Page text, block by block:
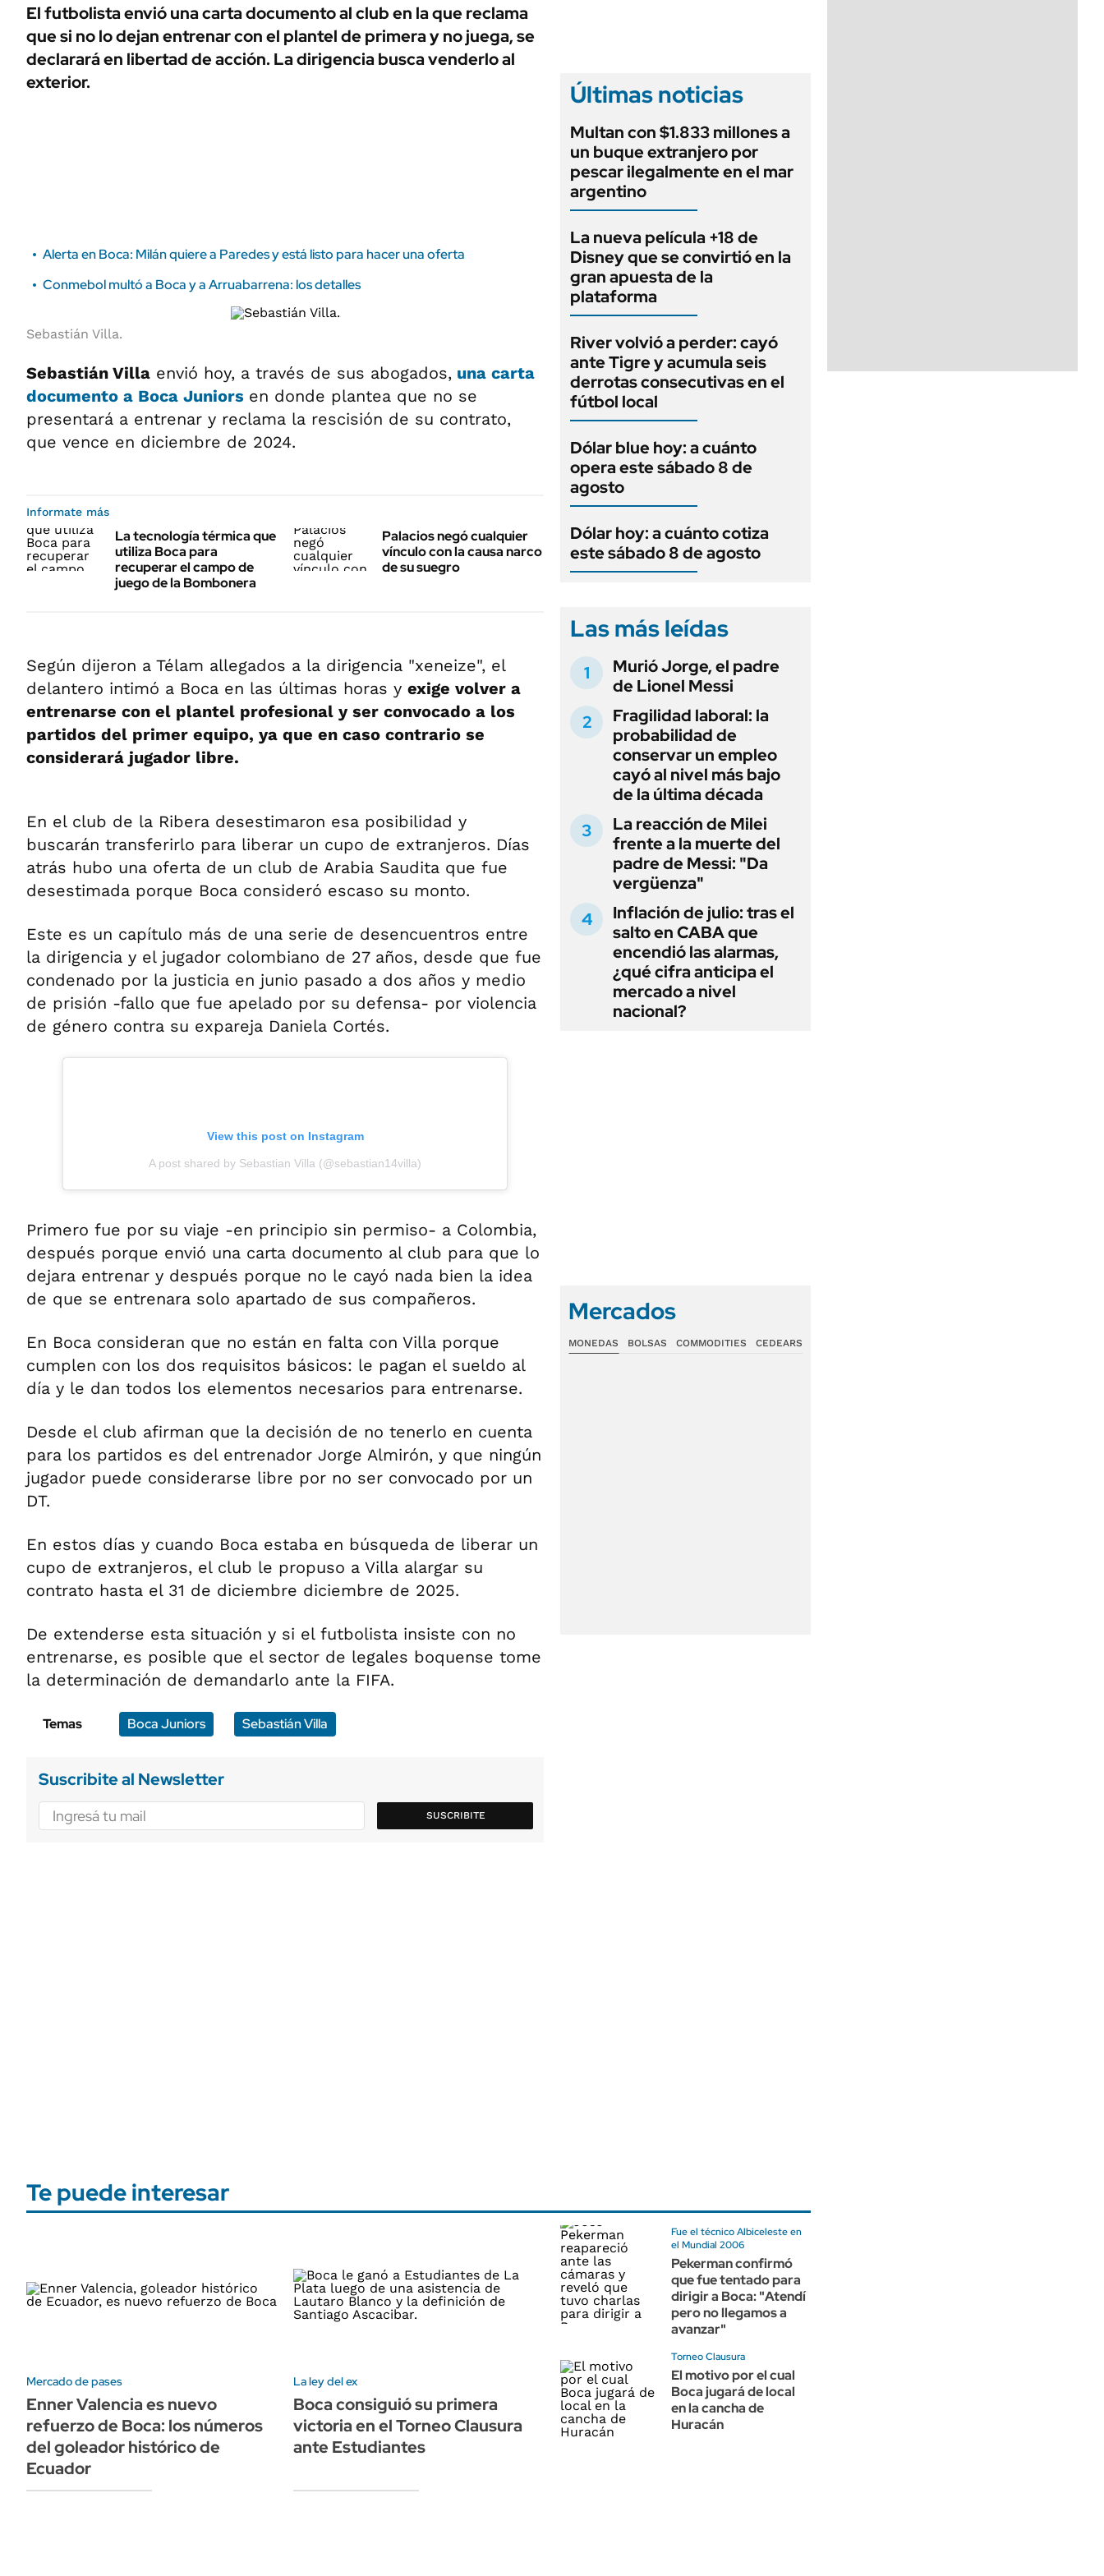
ÁMBITO DEBATE
MEDIAKIT AMBITO DEBATE
URUGUAY
LIFESTYLE
AUTOS
El futbolista envió una carta documento al club en la que reclama
que si no lo dejan entrenar con el plantel de primera y no juega, se
declarará en libertad de acción. La dirigencia busca venderlo al
exterior.
Alerta en Boca: Milán quiere a Paredes y está listo para hacer una oferta
Conmebol multó a Boca y a Arruabarrena: los detalles
Sebastián Villa.
Sebastián Villa envió hoy, a través de sus abogados, una carta
documento a Boca Juniors en donde plantea que no se
presentará a entrenar y reclama la rescisión de su contrato,
que vence en diciembre de 2024.
Informate más
La tecnología térmica que
utiliza Boca para
recuperar el campo de
juego de la Bombonera
Palacios negó cualquier
vínculo con la causa narco
de su suegro
Según dijeron a Télam allegados a la dirigencia "xeneize", el
delantero intimó a Boca en las últimas horas y exige volver a
entrenarse con el plantel profesional y ser convocado a los
partidos del primer equipo, ya que en caso contrario se
considerará jugador libre.
En el club de la Ribera desestimaron esa posibilidad y
buscarán transferirlo para liberar un cupo de extranjeros. Días
atrás hubo una oferta de un club de Arabia Saudita que fue
desestimada porque Boca consideró escaso su monto.
Este es un capítulo más de una serie de desencuentros entre
la dirigencia y el jugador colombiano de 27 años, desde que fue
condenado por la justicia en junio pasado a dos años y medio
de prisión -fallo que fue apelado por su defensa- por violencia
de género contra su expareja Daniela Cortés.
View this post on Instagram
A post shared by Sebastian Villa (@sebastian14villa)
Primero fue por su viaje -en principio sin permiso- a Colombia,
después porque envió una carta documento al club para que lo
dejara entrenar y después porque no le cayó nada bien la idea
de que se entrenara solo apartado de sus compañeros.
En Boca consideran que no están en falta con Villa porque
cumplen con los dos requisitos básicos: le pagan el sueldo al
día y le dan todos los elementos necesarios para entrenarse.
Desde el club afirman que la decisión de no tenerlo en cuenta
para los partidos es del entrenador Jorge Almirón, y que ningún
jugador puede considerarse libre por no ser convocado por un
DT.
En estos días y cuando Boca estaba en búsqueda de liberar un
cupo de extranjeros, el club le propuso a Villa alargar su
contrato hasta el 31 de diciembre diciembre de 2025.
De extenderse esta situación y si el futbolista insiste con no
entrenarse, es posible que el sector de legales boquense tome
la determinación de demandarlo ante la FIFA.
Temas Boca Juniors Sebastián Villa
Suscribite al Newsletter
SUSCRIBITE
Últimas noticias
Multan con $1.833 millones a
un buque extranjero por
pescar ilegalmente en el mar
argentino
La nueva película +18 de
Disney que se convirtió en la
gran apuesta de la
plataforma
River volvió a perder: cayó
ante Tigre y acumula seis
derrotas consecutivas en el
fútbol local
Dólar blue hoy: a cuánto
opera este sábado 8 de
agosto
Dólar hoy: a cuánto cotiza
este sábado 8 de agosto
Las más leídas
Murió Jorge, el padre
de Lionel Messi
Fragilidad laboral: la
probabilidad de
conservar un empleo
cayó al nivel más bajo
de la última década
La reacción de Milei
frente a la muerte del
padre de Messi: "Da
vergüenza"
Inflación de julio: tras el
salto en CABA que
encendió las alarmas,
¿qué cifra anticipa el
mercado a nivel
nacional?
Mercados
MONEDAS BOLSAS COMMODITIES CEDEARS
Te puede interesar
Mercado de pases
Enner Valencia es nuevo
refuerzo de Boca: los números
del goleador histórico de
Ecuador
La ley del ex
Boca consiguió su primera
victoria en el Torneo Clausura
ante Estudiantes
Fue el técnico Albiceleste en
el Mundial 2006
Pekerman confirmó
que fue tentado para
dirigir a Boca: "Atendí
pero no llegamos a
avanzar"
Torneo Clausura
El motivo por el cual
Boca jugará de local
en la cancha de
Huracán